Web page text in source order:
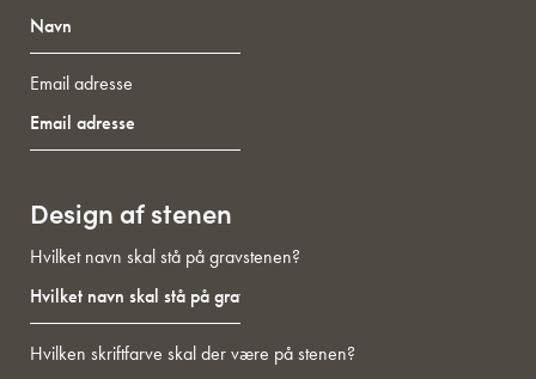
Email adresse
Design af stenen
Hvilket navn skal stå på gravstenen?
Hvilken skriftfarve skal der være på stenen?